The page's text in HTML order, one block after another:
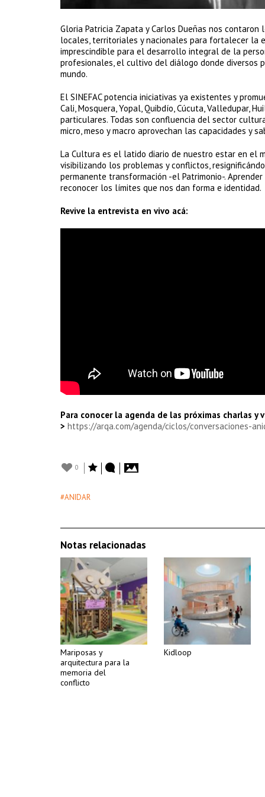
Gloria Patricia Zapata y Carlos Dueñas nos
locales, territoriales y nacionales para fortalecer la
imprescindible para el desarrollo integral de la
profesionales, el cultivo del diálogo donde diversos
mundo.
El SINEFAC potencia iniciativas ya existentes y
Cali, Mosquera, Yopal, Quibdío, Cúcuta, Valledupar,
particulares. Todas son confluencia del sector
micro, meso y macro aprovechan las capacidades y
La Cultura es el latido diario de nuestro estar en el
visibilizando los problemas y conflictos,
permanente transformación -el Patrimonio-.
reconocer los límites que nos dan forma e identidad.
Revive la entrevista en vivo acá:
Para conocer la agenda de las próximas charlas
> https://arqa.com/agenda/ciclos/conversaciones-
0
#ANIDAR
Notas relacionadas
Mariposas y
arquitectura para la
memoria del
conflicto
Kidloop